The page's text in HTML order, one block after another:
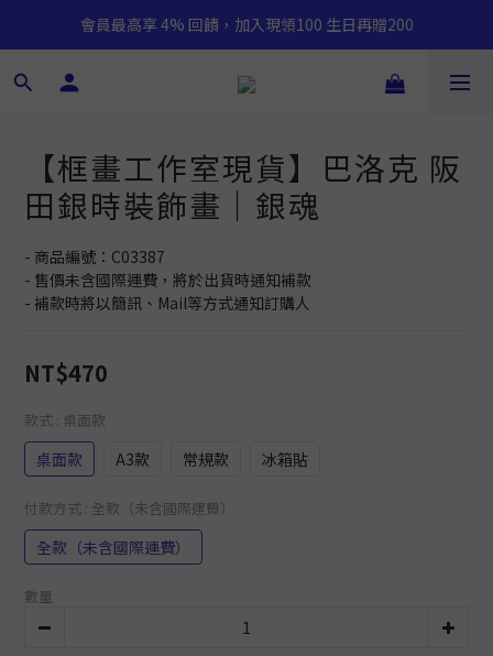
會員最高享 4% 回饋，加入現領100 生日再贈200
【框畫工作室現貨】巴洛克 阪
田銀時裝飾畫｜銀魂
- 商品編號：C03387
- 售價未含國際運費，將於出貨時通知補款
- 補款時將以簡訊、Mail等方式通知訂購人
NT$470
款式 : 桌面款
桌面款 A3款 常規款 冰箱貼
付款方式 : 全款（未含國際運費）
全款（未含國際運費）
數量